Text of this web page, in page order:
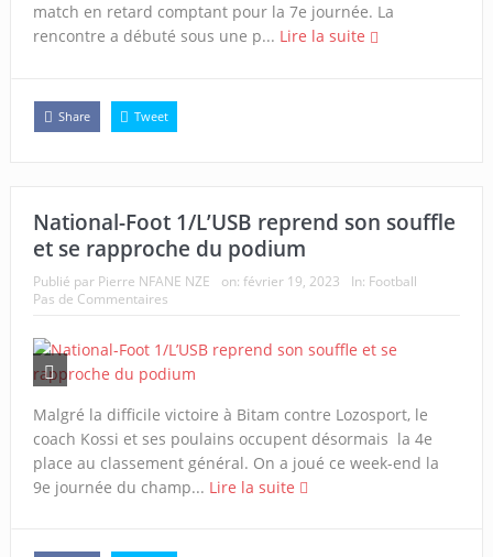
match en retard comptant pour la 7e journée. La
rencontre a débuté sous une p... Lire la suite
Share Tweet
National-Foot 1/L’USB reprend son souffle
et se rapproche du podium
Publié par Pierre NFANE NZE on: février 19, 2023 In: Football
Pas de Commentaires
Malgré la difficile victoire à Bitam contre Lozosport, le
coach Kossi et ses poulains occupent désormais la 4e
place au classement général. On a joué ce week-end la
9e journée du champ... Lire la suite